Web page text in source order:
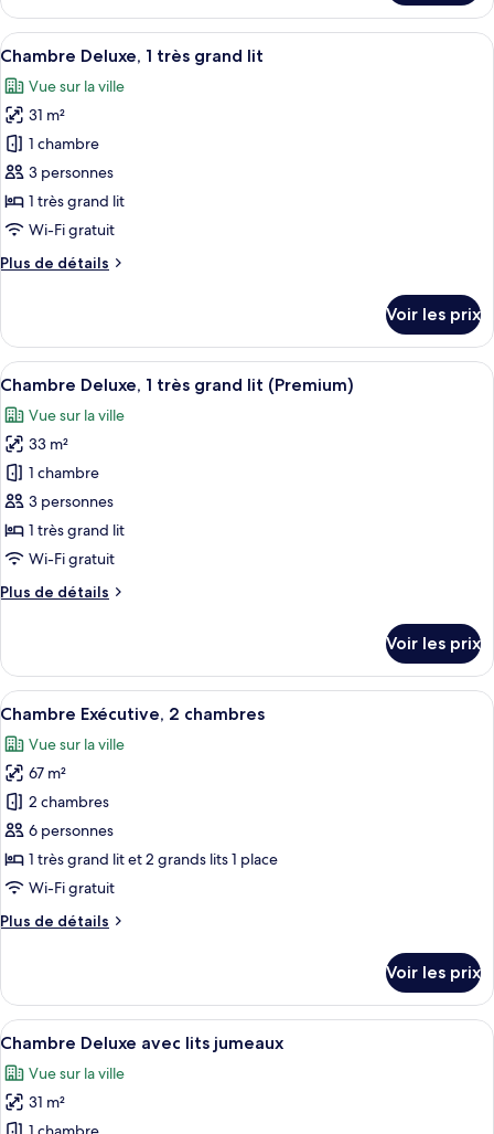
grand
lit
(Original)
le
type
de
Chambre,
très
grand
lit
(Original)
Afficher
toutes
les
photos
pour
ce
type
de
chambre :
Chambre
très
grand
lit
Une chambre d’hôtel moderne
7
Chambre Deluxe, 1 très grand lit
Vue sur la ville
31 m²
1 chambre
3 personnes
1 très grand lit
Wi-Fi gratuit
Plus de détails
Plus
le
type
de
Chambre
Deluxe,
très
grand
lit
Voir les prix
Afficher
toutes
les
photos
pour
ce
type
de
chambre :
Chambre
très
grand
lit
(Premium)
Une chambre d’hôtel avec un grand
7
Chambre Deluxe, 1 très grand lit (Premium)
Vue sur la ville
33 m²
1 chambre
3 personnes
1 très grand lit
Wi-Fi gratuit
Plus de détails
Plus
le
type
de
Chambre
Deluxe,
très
grand
lit
(Premium)
Voir les prix
Afficher
toutes
les
photos
pour
ce
type
de
chambre :
Chambre
chambres
Une chambre d’hôtel moderne
6
Chambre Exécutive, 2 chambres
Vue sur la ville
67 m²
2 chambres
6 personnes
1 très grand lit et 2 grands lits 1 place
Wi-Fi gratuit
Plus de détails
Plus
le
type
de
Chambre
Exécutive,
Voir les prix
Afficher
toutes
les
photos
Une chambre d’hôtel avec deux
4
Chambre Deluxe avec lits jumeaux
Vue sur la ville
31 m²